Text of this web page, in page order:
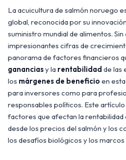
La acuicultura de salmón noruego
global, reconocida por su
suministro mundial de alimentos.
impresionantes cifras de
panorama de factores financieros
gananciasy la rentabilidad de las
los márgenes de beneficio en
para inversores como para
responsables políticos. Este
factores que afectan la rentabilidad
desde los precios del salmón y los
los desafíos biológicos y los